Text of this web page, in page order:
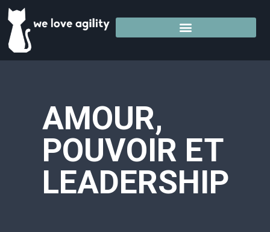
AMOUR,
POUVOIR ET
LEADERSHIP